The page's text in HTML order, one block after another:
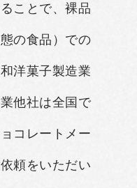
ことで、裸品
の食品）での
洋菓子製造業
他社は全国で
コレートメー
頼をいただい